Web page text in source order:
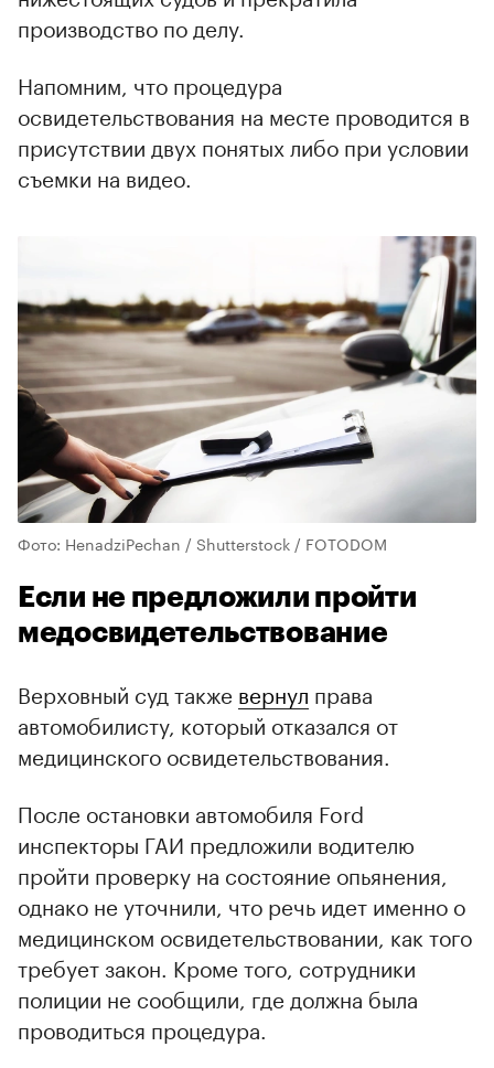
производство по делу.
Напомним, что процедура
освидетельствования на месте проводится в
присутствии двух понятых либо при условии
съемки на видео.
Фото: HenadziPechan / Shutterstock / FOTODOM
Если не предложили пройти
медосвидетельствование
Верховный суд также вернул права
автомобилисту, который отказался от
медицинского освидетельствования.
После остановки автомобиля Ford
инспекторы ГАИ предложили водителю
пройти проверку на состояние опьянения,
однако не уточнили, что речь идет именно о
медицинском освидетельствовании, как того
требует закон. Кроме того, сотрудники
полиции не сообщили, где должна была
проводиться процедура.